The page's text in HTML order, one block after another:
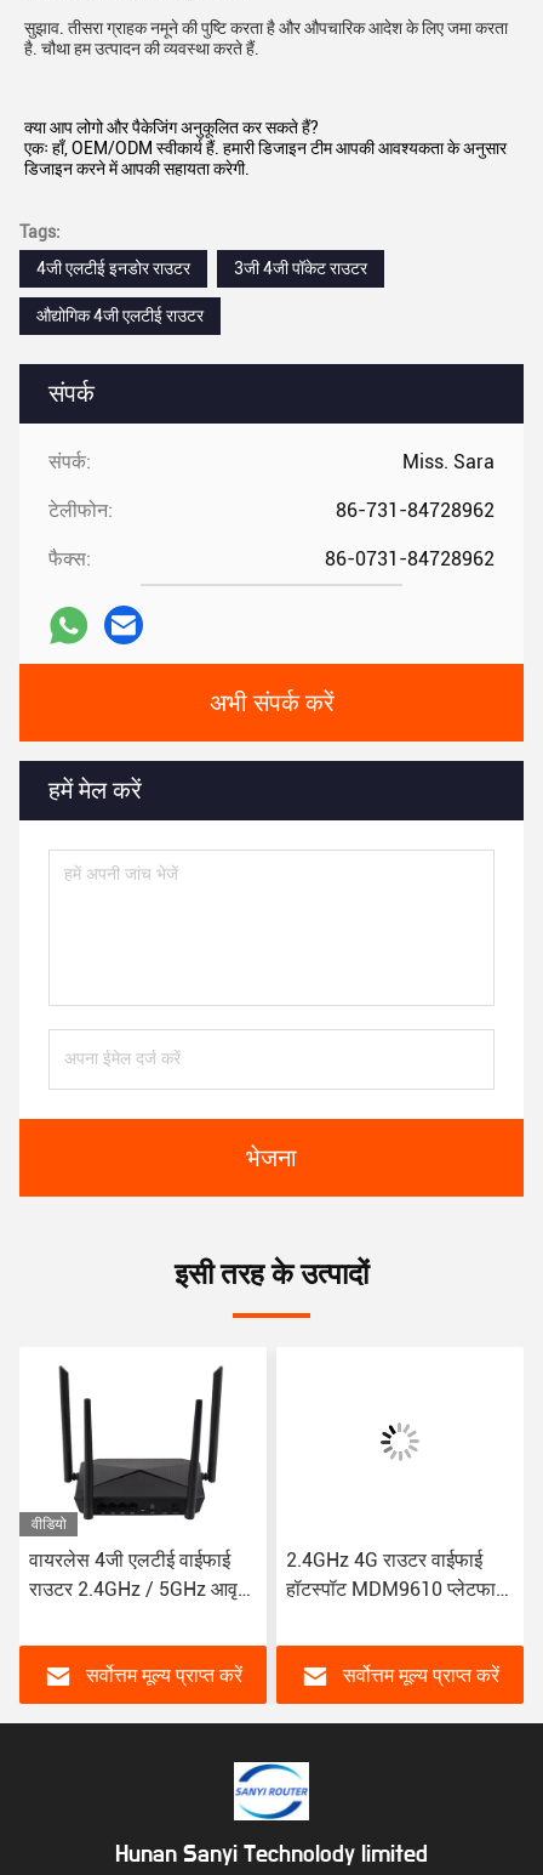
संपर्क
संपर्क: Miss. Sara
टेलीफोन: 86-731-84728962
फैक्स: 86-0731-84728962
अभी संपर्क करें
हमें मेल करें
भेजना
सुझाव. तीसरा ग्राहक नमूने की पुष्टि करता है और औपचारिक आदेश के लिए जमा करता
है. चौथा हम उत्पादन की व्यवस्था करते हैं.
क्या आप लोगो और पैकेजिंग अनुकूलित कर सकते हैं?
एकः हाँ, OEM/ODM स्वीकार्य हैं. हमारी डिजाइन टीम आपकी आवश्यकता के अनुसार
डिजाइन करने में आपकी सहायता करेगी.
Tags:
4जी एलटीई इनडोर राउटर
3जी 4जी पॉकेट राउटर
औद्योगिक 4जी एलटीई राउटर
इसी तरह के उत्पादों
वीडियो
वायरलेस 4जी एलटीई वाईफाई
राउटर 2.4GHz / 5GHz आवृत्ति
सर्वोत्तम मूल्य प्राप्त करें
2.4GHz 4G राउटर वाईफाई
हॉटस्पॉट MDM9610 प्लेटफार्म
UMTS FDD-LTE
सर्वोत्तम मूल्य प्राप्त करें
Hunan Sanyi Technolody limited